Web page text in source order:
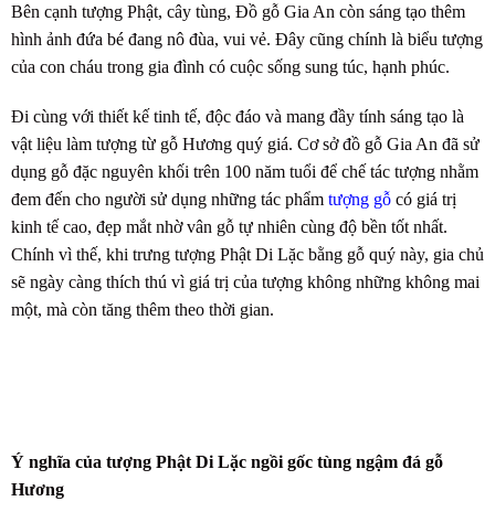
Bên cạnh tượng Phật, cây tùng, Đồ gỗ Gia An còn sáng tạo thêm
hình ảnh đứa bé đang nô đùa, vui vẻ. Đây cũng chính là biểu tượng
của con cháu trong gia đình có cuộc sống sung túc, hạnh phúc.
Đi cùng với thiết kế tinh tế, độc đáo và mang đầy tính sáng tạo là
vật liệu làm tượng từ gỗ Hương quý giá. Cơ sở đồ gỗ Gia An đã sử
dụng gỗ đặc nguyên khối trên 100 năm tuổi để chế tác tượng nhằm
đem đến cho người sử dụng những tác phẩm tượng gỗ có giá trị
kinh tế cao, đẹp mắt nhờ vân gỗ tự nhiên cùng độ bền tốt nhất.
Chính vì thế, khi trưng tượng Phật Di Lặc bằng gỗ quý này, gia chủ
sẽ ngày càng thích thú vì giá trị của tượng không những không mai
một, mà còn tăng thêm theo thời gian.
Ý nghĩa của tượng Phật Di Lặc ngồi gốc tùng ngậm đá gỗ
Hương